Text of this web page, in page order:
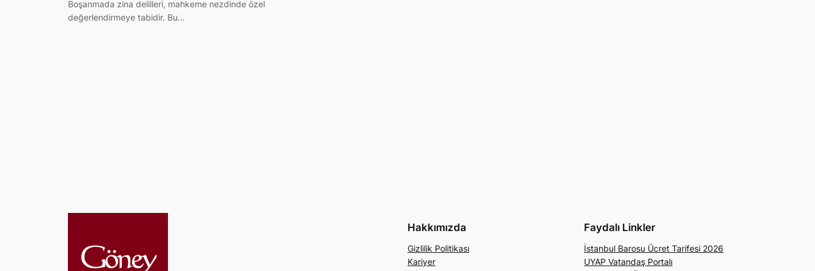
Boşanmada zina delilleri, mahkeme nezdinde özel
değerlendirmeye tabidir. Bu…
Hakkımızda
Gizlilik Politikası
Kariyer
Faydalı Linkler
İstanbul Barosu Ücret Tarifesi 2026
UYAP Vatandaş Portalı